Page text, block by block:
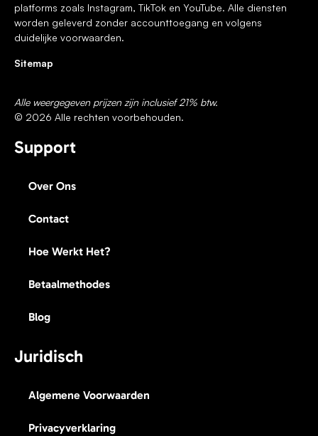
platforms zoals Instagram, TikTok en YouTube. Alle diensten
worden geleverd zonder accounttoegang en volgens
duidelijke voorwaarden.
Sitemap
Alle weergegeven prijzen zijn inclusief 21% btw.
© 2026 Alle rechten voorbehouden.
Support
Over Ons
Contact
Hoe Werkt Het?
Betaalmethodes
Blog
Juridisch
Algemene Voorwaarden
Privacyverklaring